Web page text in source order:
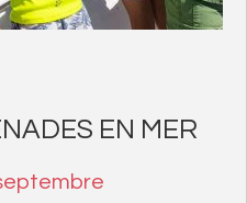
EN MER